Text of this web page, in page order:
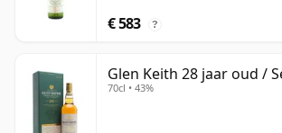
€ 583 ?
Glen Keith 28 jaar oud /
70cl • 43%